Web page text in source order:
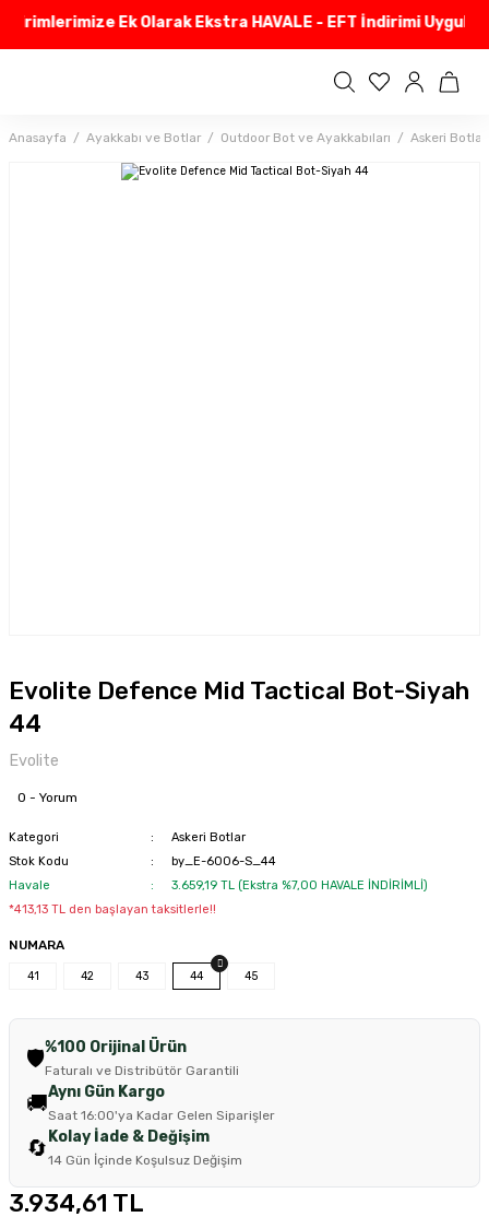
Ek Olarak Ekstra HAVALE - EFT İndirimi
Anasayfa Ayakkabı ve Botlar Outdoor Bot ve Ayakkabıları Askeri Botlar
Evolite Defence Mid Tactical Bot-Siyah
44
Evolite
0 - Yorum
Kategori
Askeri Botlar
Stok Kodu
by_E-6006-S_44
Havale
3.659,19 TL (Ekstra %7,00 HAVALE İNDİRİMLİ)
*413,13 TL den başlayan taksitlerle!!
NUMARA
41 42 43 44 45
🛡️%100 Orijinal Ürün
Faturalı ve Distribütör Garantili
🚚Aynı Gün Kargo
Saat 16:00'ya Kadar Gelen Siparişler
🔄 Kolay İade & Değişim
14 Gün İçinde Koşulsuz Değişim
3.934,61 TL